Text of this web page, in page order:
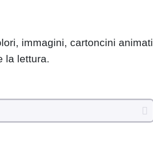
immagini, cartoncini animati
la lettura.